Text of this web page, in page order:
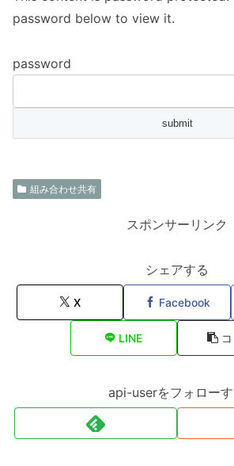
password below to view it.
password
組み合わせ共有
スポンサーリンク
シェアする
X Facebook
LINE
api-userをフォロー